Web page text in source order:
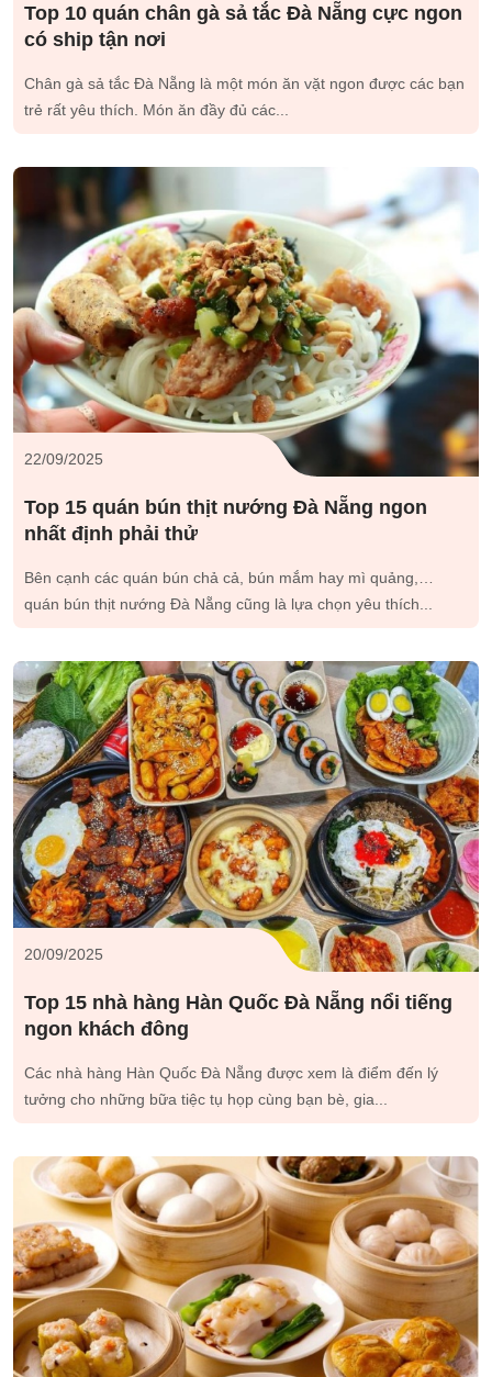
Top 10 quán chân gà sả tắc Đà Nẵng cực ngon
có ship tận nơi
Chân gà sả tắc Đà Nẵng là một món ăn vặt ngon được các bạn
trẻ rất yêu thích. Món ăn đầy đủ các...
22/09/2025
Top 15 quán bún thịt nướng Đà Nẵng ngon
nhất định phải thử
Bên cạnh các quán bún chả cả, bún mắm hay mì quảng,…
quán bún thịt nướng Đà Nẵng cũng là lựa chọn yêu thích...
20/09/2025
Top 15 nhà hàng Hàn Quốc Đà Nẵng nổi tiếng
ngon khách đông
Các nhà hàng Hàn Quốc Đà Nẵng được xem là điểm đến lý
tưởng cho những bữa tiệc tụ họp cùng bạn bè, gia...